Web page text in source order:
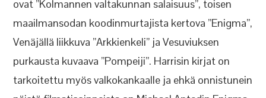
ovat ”Kolmannen valtakunnan salaisuus”, toisen
maailmansodan koodinmurtajista kertova ”Enigma”,
Venäjällä liikkuva ”Arkkienkeli” ja Vesuviuksen
purkausta kuvaava ”Pompeiji”. Harrisin kirjat on
tarkoitettu myös valkokankaalle ja ehkä onnistunein